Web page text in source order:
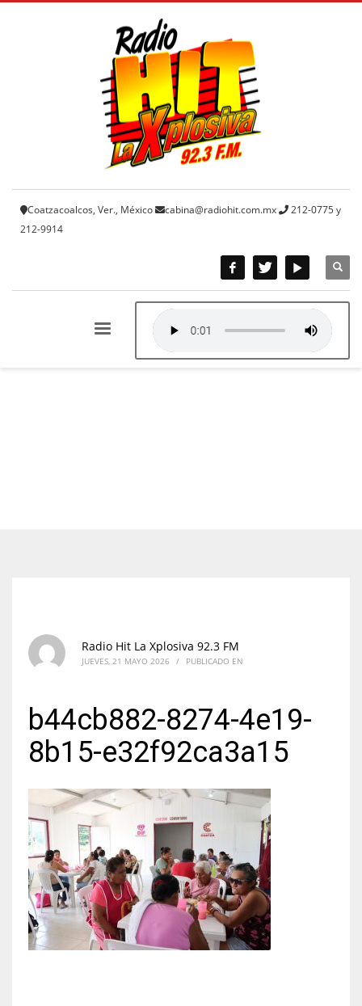
Coatzacoalcos, Ver., México cabina@radiohit.com.mx
212-0775 y
212-9914
Radio Hit La Xplosiva 92.3 FM
JUEVES, 21 MAYO 2026 / PUBLICADO EN
b44cb882-8274-4e19-
8b15-e32f92ca3a15